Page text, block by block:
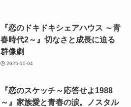
『恋のドキドキシェアハウス ～青
春時代2～』切なさと成長に迫る
群像劇
2025-10-04
『恋のスケッチ～応答せよ1988
～』家族愛と青春の涙。ノスタル